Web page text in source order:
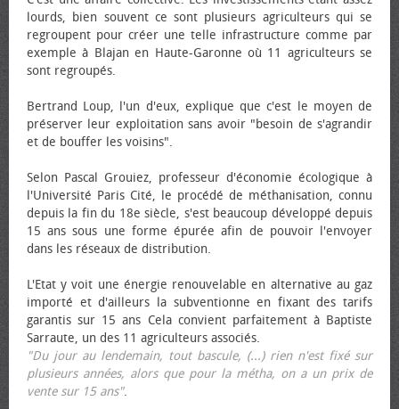
lourds, bien souvent ce sont plusieurs agriculteurs qui se
regroupent pour créer une telle infrastructure comme par
exemple à Blajan en Haute-Garonne où 11 agriculteurs se
sont regroupés.
Bertrand Loup, l'un d'eux, explique que c'est le moyen de
préserver leur exploitation sans avoir "besoin de s'agrandir
et de bouffer les voisins".
Selon Pascal Grouiez, professeur d'économie écologique à
l'Université Paris Cité, le procédé de méthanisation, connu
depuis la fin du 18e siècle, s'est beaucoup développé depuis
15 ans sous une forme épurée afin de pouvoir l'envoyer
dans les réseaux de distribution.
L'Etat y voit une énergie renouvelable en alternative au gaz
importé et d'ailleurs la subventionne en fixant des tarifs
garantis sur 15 ans Cela convient parfaitement à Baptiste
Sarraute, un des 11 agriculteurs associés.
"Du jour au lendemain, tout bascule, (...) rien n'est fixé sur
plusieurs années, alors que pour la métha, on a un prix de
vente sur 15 ans".